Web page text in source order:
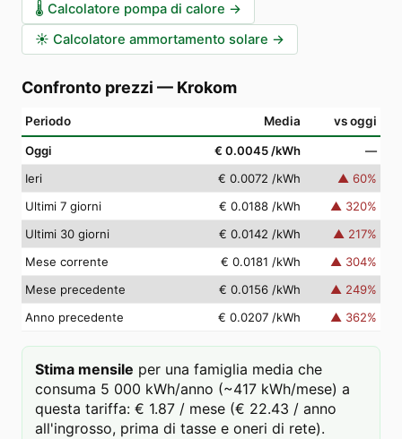
🌡️ Calcolatore pompa di calore →
☀️ Calcolatore ammortamento solare →
Confronto prezzi — Krokom
Periodo Media vs oggi
Oggi € 0.0045 /kWh
—
Ieri
€ 0.0072 /kWh ▲ 60%
Ultimi 7 giorni
€ 0.0188 /kWh ▲ 320%
Ultimi 30 giorni
€ 0.0142 /kWh ▲ 217%
Mese corrente
€ 0.0181 /kWh ▲ 304%
Mese precedente
€ 0.0156 /kWh ▲ 249%
Anno precedente
€ 0.0207 /kWh ▲ 362%
Stima mensile per una famiglia media che
consuma 5 000 kWh/anno (~417 kWh/mese) a
questa tariffa: € 1.87 / mese (€ 22.43 / anno
all'ingrosso, prima di tasse e oneri di rete).